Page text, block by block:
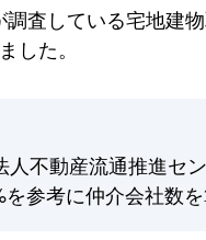
調査している宅地建
した。
人不動産流通推進セ
参考に仲介会社数を